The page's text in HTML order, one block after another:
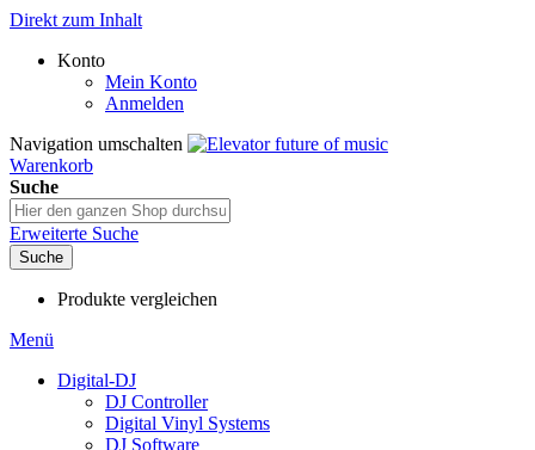
Direkt zum Inhalt
Konto
Mein Konto
Anmelden
Navigation umschalten
Warenkorb
Suche
Erweiterte Suche
Suche
Produkte vergleichen
Menü
Digital-DJ
DJ Controller
Digital Vinyl Systems
DJ Software